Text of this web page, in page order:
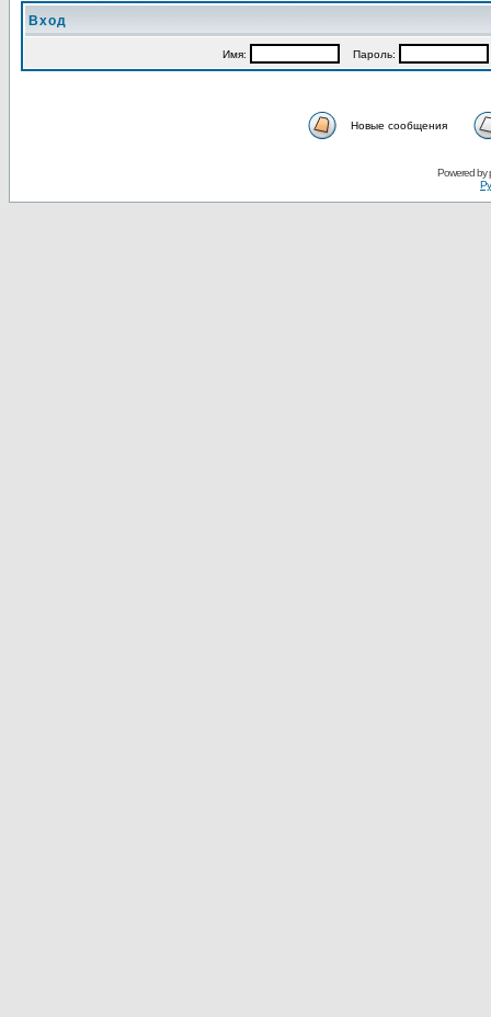
Вход
Имя: Пароль:
Новые сообщения
Powered by